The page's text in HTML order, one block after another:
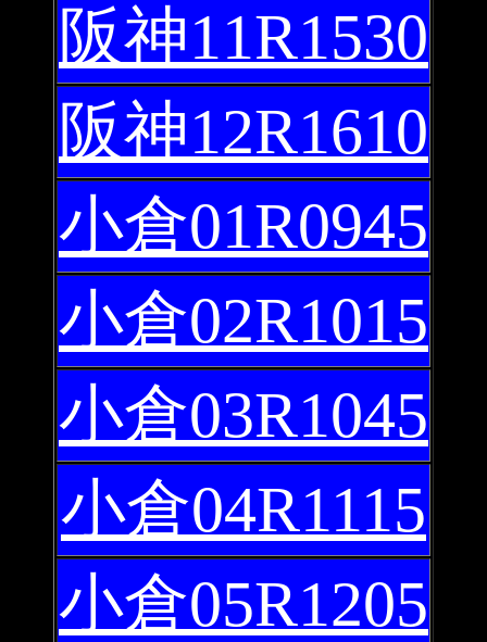
阪神11R1530
阪神12R1610
小倉01R0945
小倉02R1015
小倉03R1045
小倉04R1115
小倉05R1205